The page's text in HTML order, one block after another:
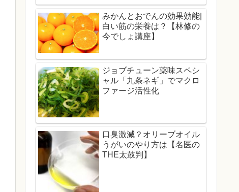
みかんとおでんの効果効能|
白い筋の栄養は？【林修の
今でしょ講座】
ジョブチューン薬味スペシ
ャル「九条ネギ」でマクロ
ファージ活性化
口臭激減？オリーブオイル
うがいのやり方は【名医の
THE太鼓判】